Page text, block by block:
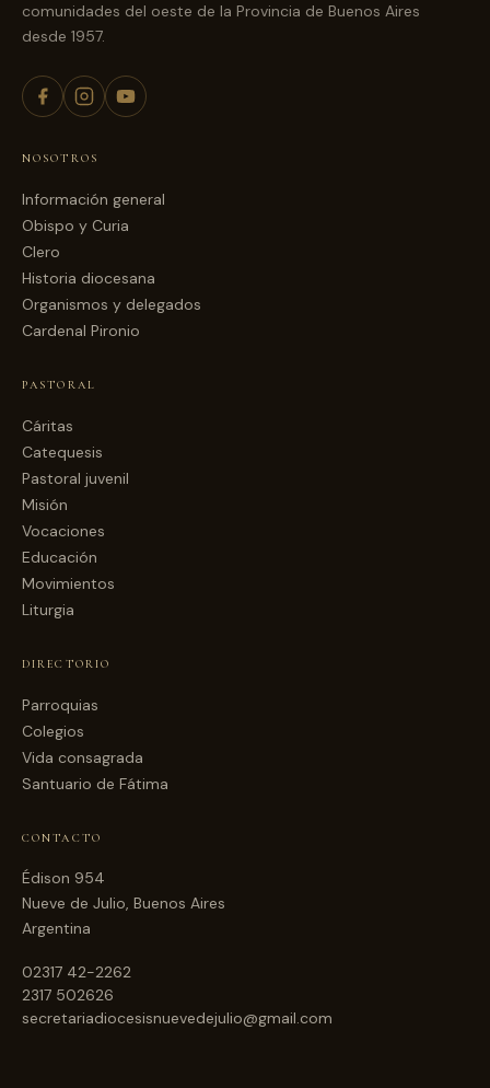
comunidades del oeste de la Provincia de Buenos Aires
desde 1957.
NOSOTROS
Información general
Obispo y Curia
Clero
Historia diocesana
Organismos y delegados
Cardenal Pironio
PASTORAL
Cáritas
Catequesis
Pastoral juvenil
Misión
Vocaciones
Educación
Movimientos
Liturgia
DIRECTORIO
Parroquias
Colegios
Vida consagrada
Santuario de Fátima
CONTACTO
Édison 954
Nueve de Julio, Buenos Aires
Argentina
02317 42-2262
2317 502626
secretariadiocesisnuevedejulio@gmail.com